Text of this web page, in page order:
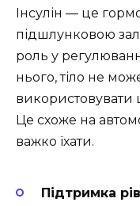
Інсулін — це
підшлунковою
роль у
нього, тіло не
використовувати
Це схоже на
важко їхати.
Підтримка